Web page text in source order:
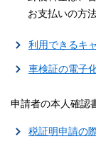
お支払いの方
利用できるキ
車検証の電子
申請者の本人確認
税証明申請の